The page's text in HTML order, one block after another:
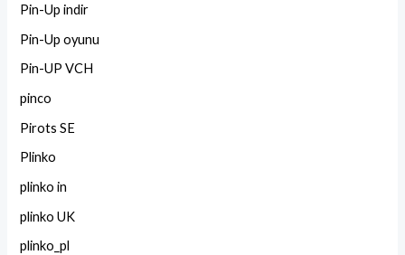
Pin-Up indir
Pin-Up oyunu
Pin-UP VCH
pinco
Pirots SE
Plinko
plinko in
plinko UK
plinko_pl